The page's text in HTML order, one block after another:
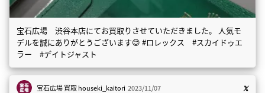
宝石広場 渋谷本店にてお買取りさせていただきました。 人気モ
デルを誠にありがとうございます😊 #ロレックス #スカイドゥエ
ラー #デイトジャスト
宝石広場 買取houseki_kaitori 2023/11/07